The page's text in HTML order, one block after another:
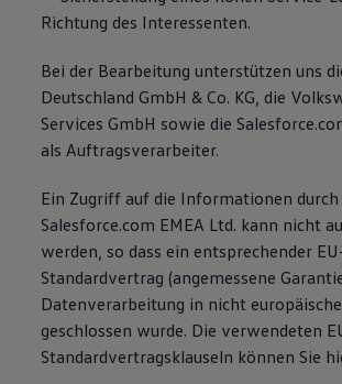
Richtung des Interessenten.
Bei der Bearbeitung unterstützen uns
Deutschland GmbH & Co. KG, die
Services GmbH sowie die
als Auftragsverarbeiter.
Ein Zugriff auf die Informationen durch
Salesforce.com EMEA Ltd. kann nicht
werden, so dass ein entsprechender
Standardvertrag (angemessene
Datenverarbeitung in nicht
geschlossen wurde. Die verwendeten
Standardvertragsklauseln können Sie